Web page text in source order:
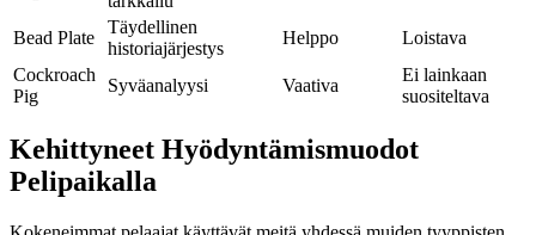
Bead Plate
Täydellinen
historiajärjestys
Helppo
Loistava
Cockroach
Pig
Syväanalyysi Vaativa
Ei lainkaan
suositeltava
Kehittyneet Hyödyntämismuodot
Pelipaikalla